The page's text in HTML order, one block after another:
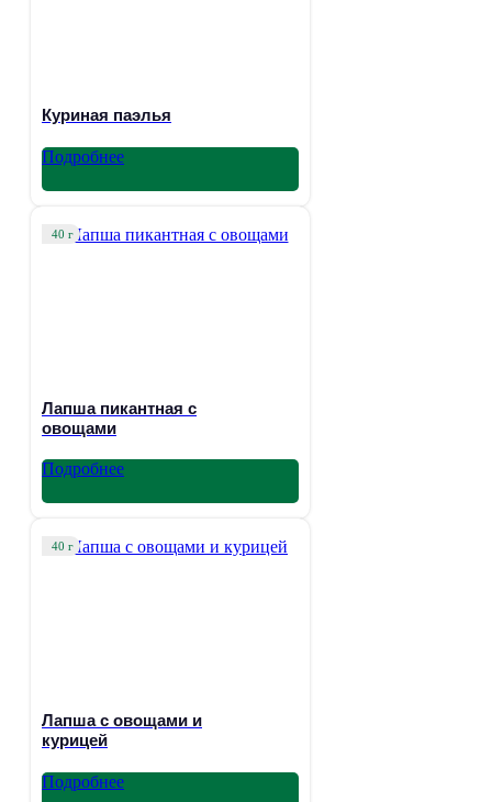
Куриная паэлья
Подробнее
40 г
Лапша пикантная с
овощами
Подробнее
40 г
Лапша с овощами и
курицей
Подробнее